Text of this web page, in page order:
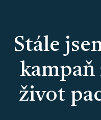
Stále
kampaň
život